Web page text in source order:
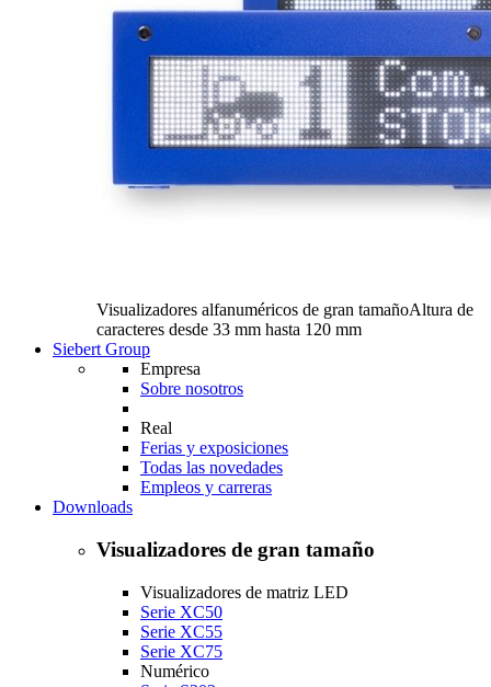
Visualizadores alfanuméricos de gran tamañoAltura de
caracteres desde 33 mm hasta 120 mm
Siebert Group
Empresa
Sobre nosotros
Real
Ferias y exposiciones
Todas las novedades
Empleos y carreras
Downloads
Visualizadores de gran tamaño
Visualizadores de matriz LED
Serie XC50
Serie XC55
Serie XC75
Numérico